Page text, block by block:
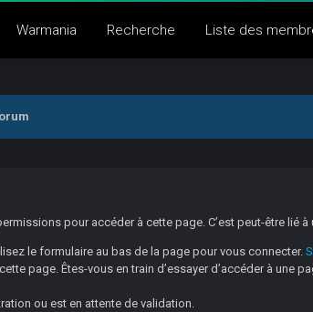
Warmania Recherche Liste des
pour accéder à cette page. C’est peut-être lié
le formulaire au bas de la page pour vous connecter.
page. Êtes-vous en train d’essayer d’accéder à
ou est en attente de validation.